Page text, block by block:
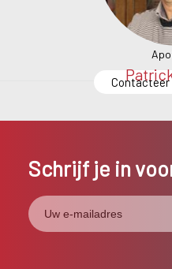
Contacteer
Schrijf je in